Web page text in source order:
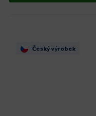
Český výrobek